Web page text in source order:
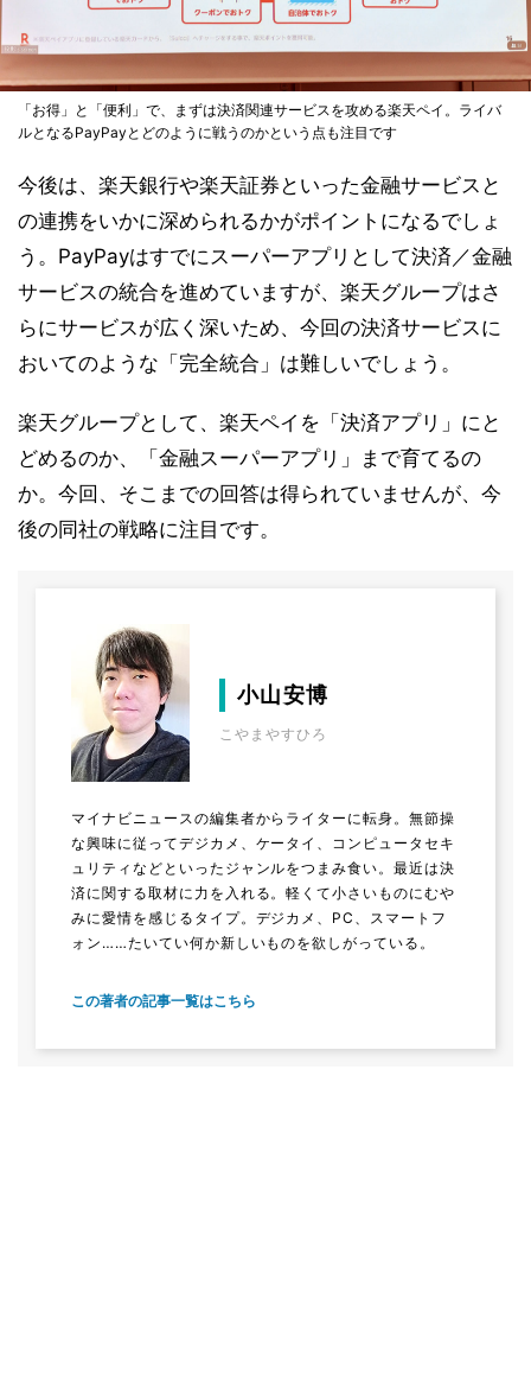
「お得」と「便利」で、まずは決済関連サービスを攻める楽天ペイ。ライバ
ルとなるPayPayとどのように戦うのかという点も注目です
今後は、楽天銀行や楽天証券といった金融サービスと
の連携をいかに深められるかがポイントになるでしょ
う。PayPayはすでにスーパーアプリとして決済／金融
サービスの統合を進めていますが、楽天グループはさ
らにサービスが広く深いため、今回の決済サービスに
おいてのような「完全統合」は難しいでしょう。
楽天グループとして、楽天ペイを「決済アプリ」にと
どめるのか、「金融スーパーアプリ」まで育てるの
か。今回、そこまでの回答は得られていませんが、今
後の同社の戦略に注目です。
小山安博
こやまやすひろ
マイナビニュースの編集者からライターに転身。無節操
な興味に従ってデジカメ、ケータイ、コンピュータセキ
ュリティなどといったジャンルをつまみ食い。最近は決
済に関する取材に力を入れる。軽くて小さいものにむや
みに愛情を感じるタイプ。デジカメ、PC、スマートフ
ォン……たいてい何か新しいものを欲しがっている。
この著者の記事一覧はこちら